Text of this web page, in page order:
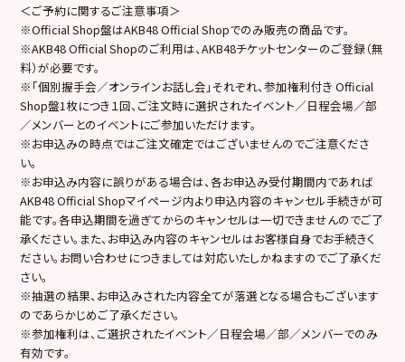
＜ご予約に関するご注意事項＞
※Official Shop盤はAKB48 Official Shopでのみ販売の商品です。
※AKB48 Official Shopのご利用は、AKB48チケットセンターのご登録（無
料）が必要です。
※「個別握手会／オンラインお話し会」それぞれ、参加権利付き Official
Shop盤1枚につき１回、ご注文時に選択されたイベント／日程会場／部
／メンバーとのイベントにご参加いただけます。
※お申込みの時点ではご注文確定ではございませんのでご注意くださ
い。
※お申込み内容に誤りがある場合は、各お申込み受付期間内であれば
AKB48 Official Shopマイページ内より申込内容のキャンセル手続きが可
能です。各申込期間を過ぎてからのキャンセルは一切できませんのでご了
承ください。また、お申込み内容のキャンセルはお客様自身でお手続きく
ださい。お問い合わせにつきましては対応いたしかねますのでご了承くだ
さい。
※抽選の結果、お申込みされた内容全てが落選となる場合もございます
のであらかじめご了承ください。
※参加権利は、ご選択されたイベント／日程会場／部／メンバーでのみ
有効です。